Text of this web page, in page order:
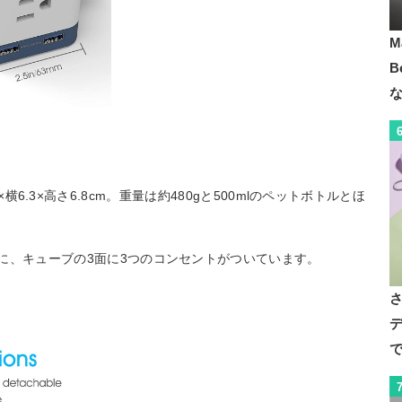
6.3×高さ6.8cm。重量は約480gと500mlのペットボトルとほ
キューブの3面に3つのコンセントがついています。